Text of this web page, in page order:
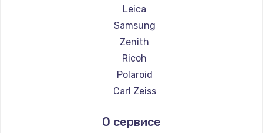
Leica
Samsung
Zenith
Ricoh
Polaroid
Carl Zeiss
LUMIX
О сервисе